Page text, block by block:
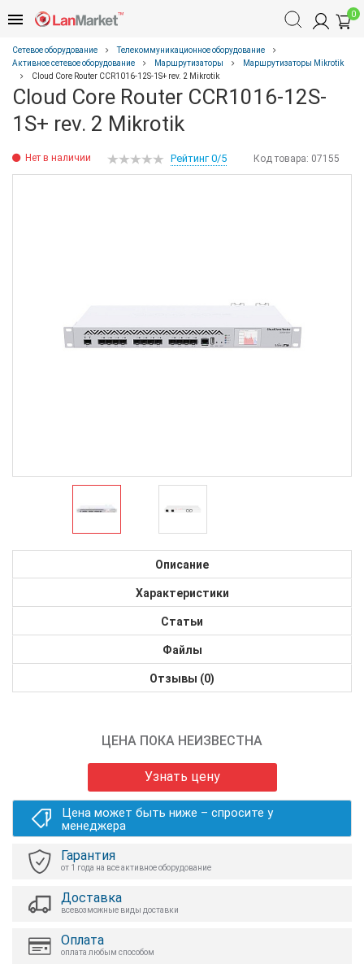
0
Сетевое оборудование
Телекоммуникационное оборудование
Активное сетевое оборудование
Маршрутизаторы
Маршрутизаторы Mikrotik
Cloud Core Router CCR1016-12S-1S+ rev. 2 Mikrotik
Cloud Core Router CCR1016-12S-
1S+ rev. 2 Mikrotik
Нет в наличии Код товара: 07155
Рейтинг 0/5
Описание
Характеристики
Статьи
Файлы
Отзывы (0)
ЦЕНА ПОКА НЕИЗВЕСТНА
Узнать цену
Цена может быть ниже – спросите у
менеджера
Гарантия
от 1 года на все активное оборудование
Доставка
всевозможные виды доставки
Оплата
оплата любым способом